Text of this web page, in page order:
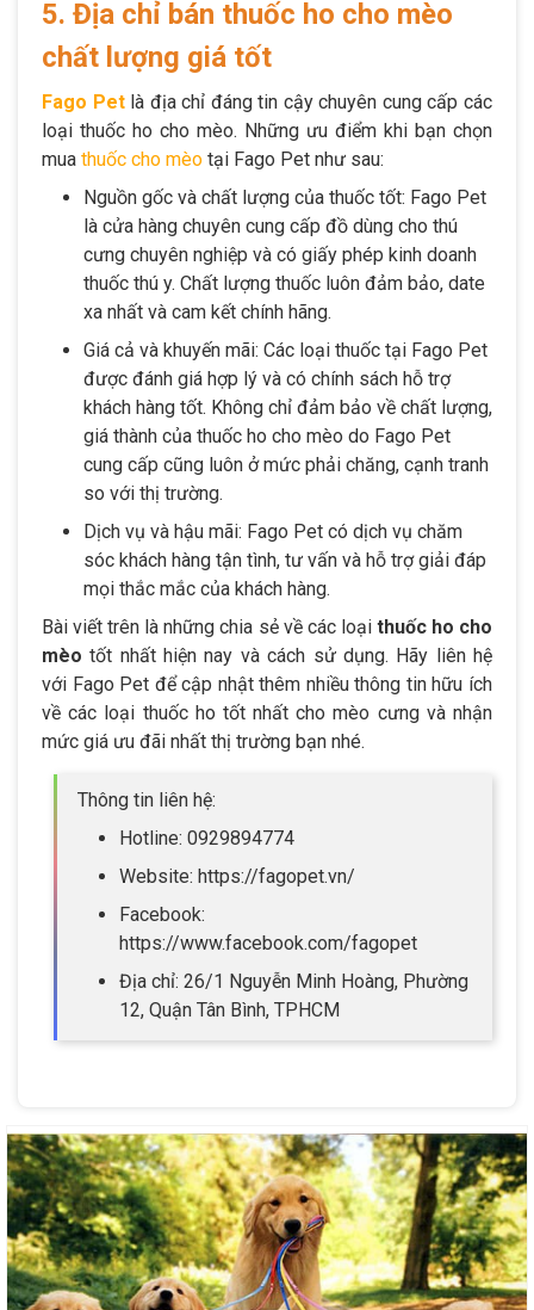
5. Địa chỉ bán thuốc ho cho mèo
chất lượng giá tốt
Fago Petlà địa chỉ đáng tin cậy chuyên cung cấp các
loại thuốc ho cho mèo. Những ưu điểm khi bạn chọn
mua thuốc cho mèo tại Fago Pet như sau:
Nguồn gốc và chất lượng của thuốc tốt: Fago Pet
là cửa hàng chuyên cung cấp đồ dùng cho thú
cưng chuyên nghiệp và có giấy phép kinh doanh
thuốc thú y. Chất lượng thuốc luôn đảm bảo, date
xa nhất và cam kết chính hãng.
Giá cả và khuyến mãi: Các loại thuốc tại Fago Pet
được đánh giá hợp lý và có chính sách hỗ trợ
khách hàng tốt. Không chỉ đảm bảo về chất lượng,
giá thành của thuốc ho cho mèo do Fago Pet
cung cấp cũng luôn ở mức phải chăng, cạnh tranh
so với thị trường.
Dịch vụ và hậu mãi: Fago Pet có dịch vụ chăm
sóc khách hàng tận tình, tư vấn và hỗ trợ giải đáp
mọi thắc mắc của khách hàng.
Bài viết trên là những chia sẻ về các loại thuốc ho cho
mèo tốt nhất hiện nay và cách sử dụng. Hãy liên hệ
với Fago Pet để cập nhật thêm nhiều thông tin hữu ích
về các loại thuốc ho tốt nhất cho mèo cưng và nhận
mức giá ưu đãi nhất thị trường bạn nhé.
Thông tin liên hệ:
Hotline: 0929894774
Website: https://fagopet.vn/
Facebook:
https://www.facebook.com/fagopet
Địa chỉ: 26/1 Nguyễn Minh Hoàng, Phường
12, Quận Tân Bình, TPHCM